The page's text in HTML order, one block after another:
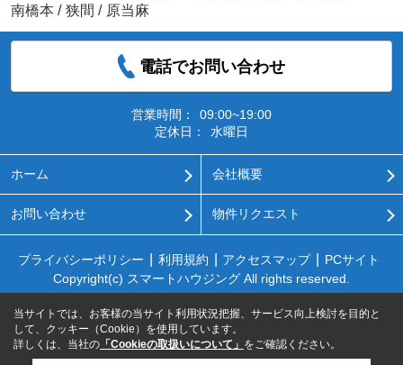
南橋本 / 狭間 / 原当麻
電話でお問い合わせ
営業時間：
09:00~19:00
定休日：
水曜日
ホーム 会社概要
お問い合わせ 物件リクエスト
プライバシーポリシー 利用規約 アクセスマップ
PCサイト
Copyright(c) スマートハウジング All rights reserved.
当サイトでは、お客様の当サイト利用状況把握、サービス向上検討を目的と
して、クッキー（Cookie）を使用しています。
詳しくは、当社の 「Cookieの取扱いについて」 をご確認ください。